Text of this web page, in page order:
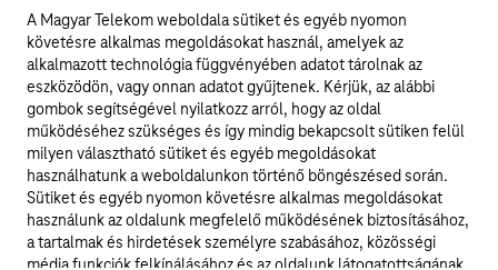
ÁSZF
Adatvédelem
Felhívások
Közösségi média
A Magyar Telekom weboldala sütiket és egyéb nyomon
követésre alkalmas megoldásokat használ, amelyek az
alkalmazott technológia függvényében adatot tárolnak az
eszközödön, vagy onnan adatot gyűjtenek. Kérjük, az alábbi
gombok segítségével nyilatkozz arról, hogy az oldal
működéséhez szükséges és így mindig bekapcsolt sütiken felül
milyen választható sütiket és egyéb megoldásokat
használhatunk a weboldalunkon történő böngészésed során.
Sütiket és egyéb nyomon követésre alkalmas megoldásokat
használunk az oldalunk megfelelő működésének biztosításához,
a tartalmak és hirdetések személyre szabásához, közösségi
média funkciók felkínálásához és az oldalunk látogatottságának